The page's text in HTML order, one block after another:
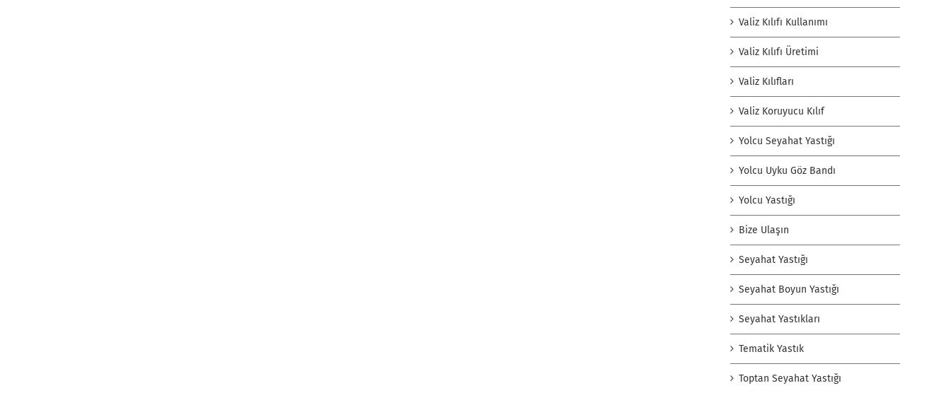
Valiz Kılıfı Kullanımı
Valiz Kılıfı Üretimi
Valiz Kılıfları
Valiz Koruyucu Kılıf
Yolcu Seyahat Yastığı
Yolcu Uyku Göz Bandı
Yolcu Yastığı
Bize Ulaşın
Seyahat Yastığı
Seyahat Boyun Yastığı
Seyahat Yastıkları
Tematik Yastık
Toptan Seyahat Yastığı